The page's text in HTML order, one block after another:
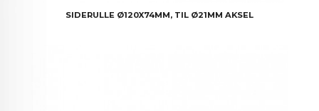
SIDERULLE Ø120X74MM, TIL Ø21MM AKSEL